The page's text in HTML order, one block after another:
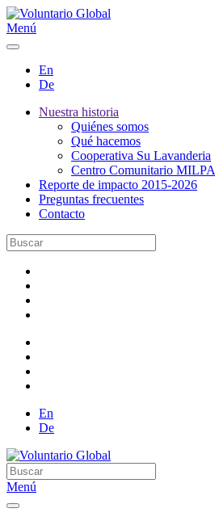
Menú
En
De
Nuestra historia
Quiénes somos
Qué hacemos
Cooperativa Su Lavanderia
Centro Comunitario MILPA
Reporte de impacto 2015-2026
Preguntas frecuentes
Contacto
En
De
Menú